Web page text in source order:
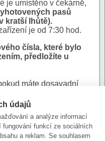
je umístěno v čekárně,
pasů
kratší lhůtě).
je od 7:30 hod.
čísla, které bylo
předložíte u
máte dosavadní
údajů
a analýze informací
fungování funkcí ze sociálních
a reklam. Se souhlasem